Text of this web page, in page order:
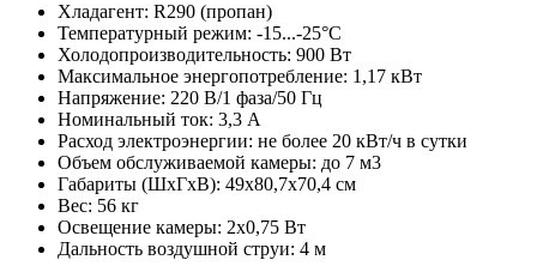
Хладагент: R290 (пропан)
Температурный режим: -15...-25°С
Холодопроизводительность: 900 Вт
Максимальное энергопотребление: 1,17 кВт
Напряжение: 220 В/1 фаза/50 Гц
Номинальный ток: 3,3 А
Расход электроэнергии: не более 20 кВт/ч в сутки
Объем обслуживаемой камеры: до 7 м3
Габариты (ШхГхВ): 49х80,7х70,4 см
Вес: 56 кг
Освещение камеры: 2х0,75 Вт
Дальность воздушной струи: 4 м